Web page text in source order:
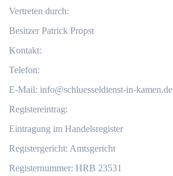
Vertreten durch:
Besitzer Patrick Propst
Kontakt:
Telefon:
E-Mail: info@schluesseldienst-in-kamen.de
Registereintrag:
Eintragung im Handelsregister
Registergericht: Amtsgericht
Registernummer: HRB 23531